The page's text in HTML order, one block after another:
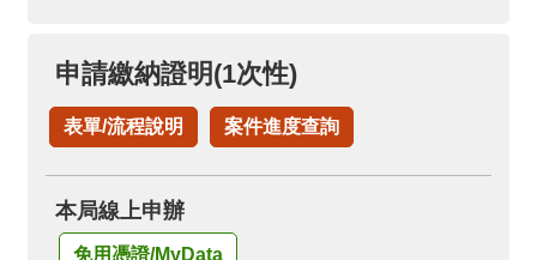
申請繳納證明(1次性)
表單/流程說明 案件進度查詢
本局線上申辦
免用憑證/MyData